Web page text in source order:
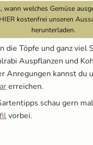
wann welches Gemüse
kostenfrei unseren
herunterladen.
die Töpfe und ganz viel
Auspflanzen und
Anregungen kannst du
erreichen.
schau gern
vorbei.